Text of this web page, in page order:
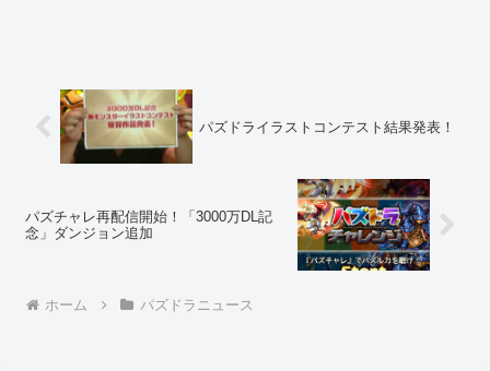
パズドライラストコンテスト結果発表！
パズチャレ再配信開始！「3000万DL記
念」ダンジョン追加
ホーム パズドラニュース